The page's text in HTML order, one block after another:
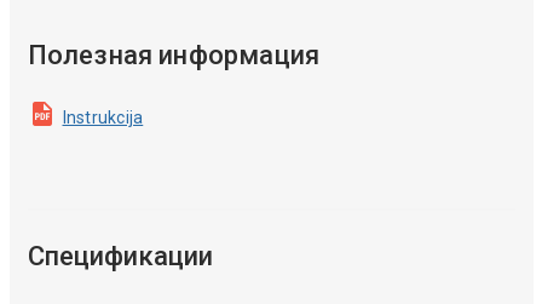
Полезная информация
Instrukcija
Спецификации